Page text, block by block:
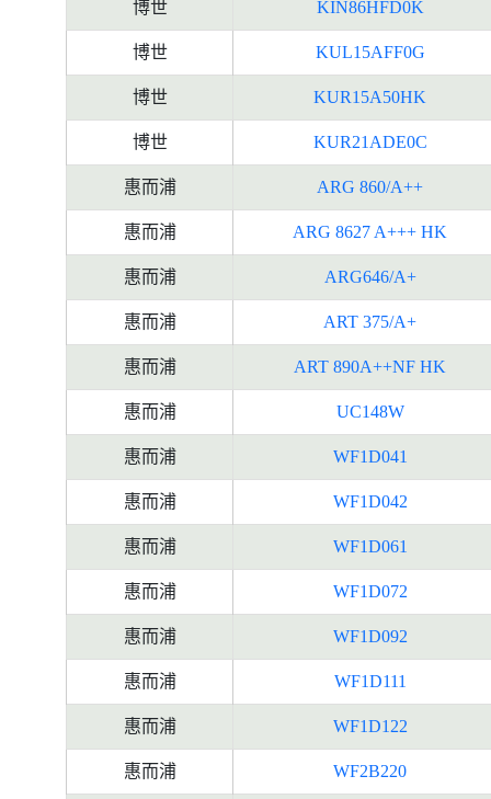
博世 KIN86HFD0K
博世 KUL15AFF0G
博世 KUR15A50HK
博世 KUR21ADE0C
惠而浦 ARG 860/A++
惠而浦 ARG 8627 A+++ HK
惠而浦 ARG646/A+
惠而浦 ART 375/A+
惠而浦 ART 890A++NF HK
惠而浦 UC148W
惠而浦 WF1D041
惠而浦 WF1D042
惠而浦 WF1D061
惠而浦 WF1D072
惠而浦 WF1D092
惠而浦 WF1D111
惠而浦 WF1D122
惠而浦 WF2B220